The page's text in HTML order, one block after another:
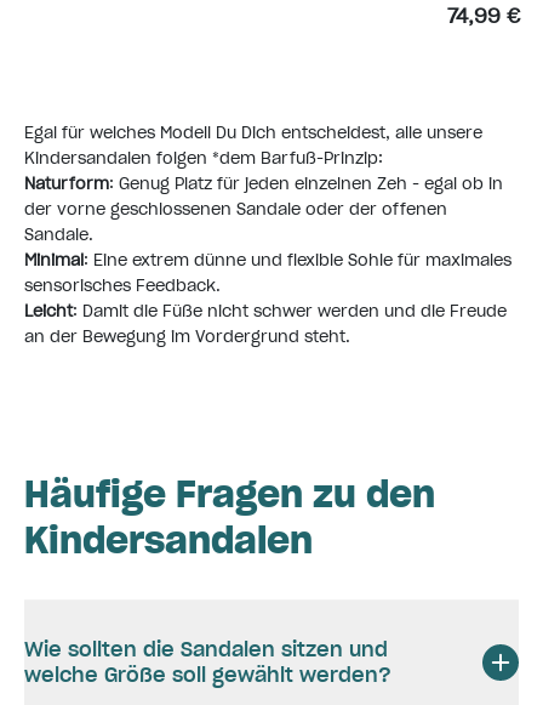
74,99 €
Egal für welches Modell Du Dich entscheidest, alle unsere
Kindersandalen folgen *dem Barfuß-Prinzip:
Naturform: Genug Platz für jeden einzelnen Zeh - egal ob in
der vorne geschlossenen Sandale oder der offenen
Sandale.
Minimal: Eine extrem dünne und flexible Sohle für maximales
sensorisches Feedback.
Leicht: Damit die Füße nicht schwer werden und die Freude
an der Bewegung im Vordergrund steht.
Häufige Fragen zu den
Kindersandalen
Wie sollten die Sandalen sitzen und
welche Größe soll gewählt werden?